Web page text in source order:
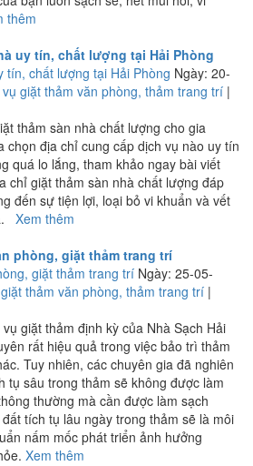
thêm
tín, chất lượng tại Hải Phòng Ngày: 20-
vụ giặt thảm văn phòng, thảm trang trí |
thảm sàn nhà chất lượng cho gia
chọn địa chỉ cung cấp dịch vụ nào uy tín
quá lo lắng, tham khảo ngay bài viết
chỉ giặt thảm sàn nhà chất lượng đáp
đến sự tiện lợi, loại bỏ vi khuẩn và vết
Xem thêm
giặt thảm trang trí Ngày: 25-05-
thảm văn phòng, thảm trang trí |
giặt thảm định kỳ của Nhà Sạch Hải
rất hiệu quả trong việc bảo trì thảm
Tuy nhiên, các chuyên gia đã nghiên
tụ sâu trong thảm sẽ không được làm
thường mà cần được làm sạch
tích tụ lâu ngày trong thảm sẽ là môi
nấm mốc phát triển ảnh hưởng
Xem thêm